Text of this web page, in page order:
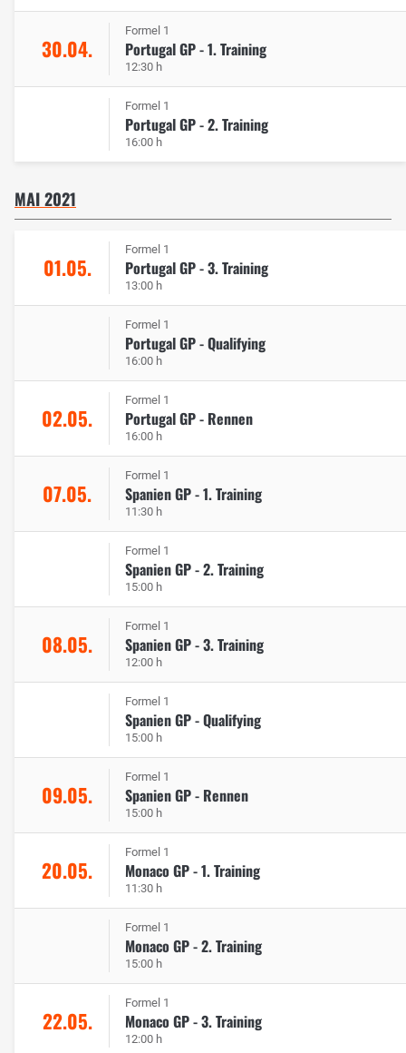
30.04.
Formel 1
Portugal GP - 1. Training
12:30 h
Formel 1
Portugal GP - 2. Training
16:00 h
MAI 2021
01.05.
Formel 1
Portugal GP - 3. Training
13:00 h
Formel 1
Portugal GP - Qualifying
16:00 h
02.05.
Formel 1
Portugal GP - Rennen
16:00 h
07.05.
Formel 1
Spanien GP - 1. Training
11:30 h
Formel 1
Spanien GP - 2. Training
15:00 h
08.05.
Formel 1
Spanien GP - 3. Training
12:00 h
Formel 1
Spanien GP - Qualifying
15:00 h
09.05.
Formel 1
Spanien GP - Rennen
15:00 h
20.05.
Formel 1
Monaco GP - 1. Training
11:30 h
Formel 1
Monaco GP - 2. Training
15:00 h
22.05.
Formel 1
Monaco GP - 3. Training
12:00 h